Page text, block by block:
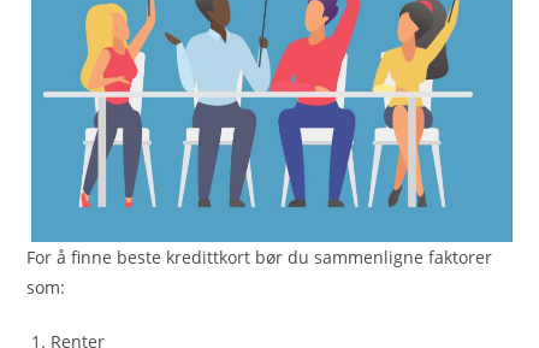
For å finne beste kredittkort bør du sammenligne faktorer
som:
Renter